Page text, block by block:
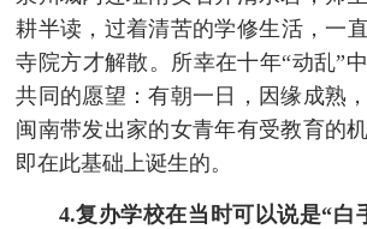
耕半读，过着清苦的学修生活，一直
寺院方才解散。所幸在十年“动乱”
共同的愿望：有朝一日，因缘成熟
闽南带发出家的女青年有受教育的
即在此基础上诞生的。
4.复办学校在当时可以说是“白